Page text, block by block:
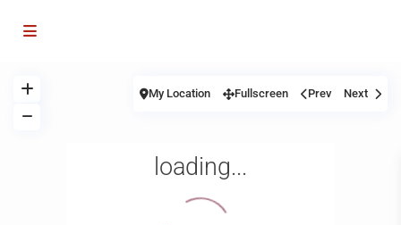
loading...
My Location Fullscreen Prev Next